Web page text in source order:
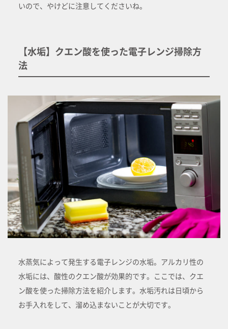
いので、やけどに注意してくださいね。
【水垢】クエン酸を使った電子レンジ掃除方
法
水蒸気によって発生する電子レンジの水垢。アルカリ性の
水垢には、酸性のクエン酸が効果的です。ここでは、クエ
ン酸を使った掃除方法を紹介します。水垢汚れは日頃から
お手入れをして、溜め込まないことが大切です。